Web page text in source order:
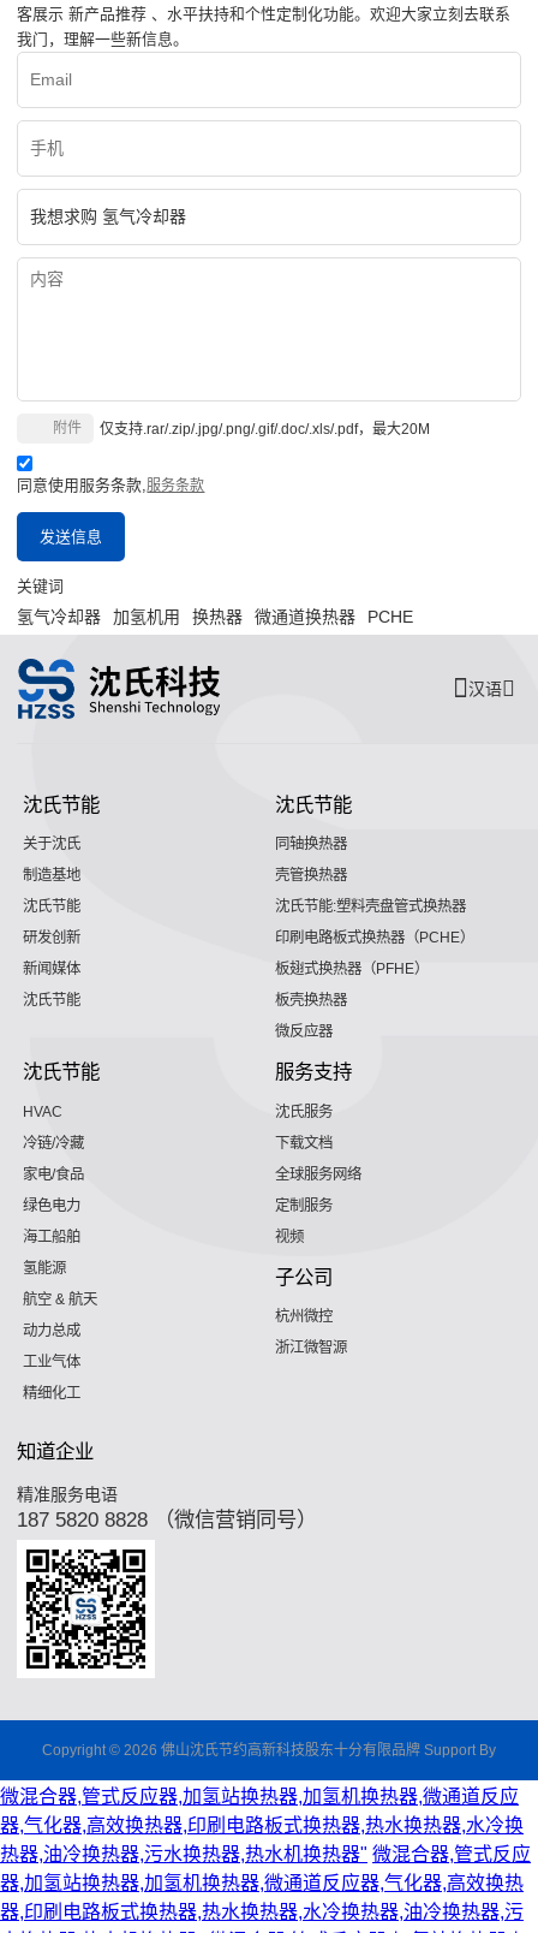
客展示 新产品推荐 、水平扶持和个性定制化功能。欢迎大家立刻去联系
我门，理解一些新信息。
仅支持.rar/.zip/.jpg/.png/.gif/.doc/.xls/.pdf，最大20M
附件
同意使用服务条款,服务条款
发送信息
关键词
氢气冷却器 加氢机用 换热器 微通道换热器 PCHE
汉语
沈氏节能
关于沈氏
制造基地
沈氏节能
研发创新
新闻媒体
沈氏节能
沈氏节能
同轴换热器
壳管换热器
沈氏节能:塑料壳盘管式换热器
印刷电路板式换热器（PCHE）
板翅式换热器（PFHE）
板壳换热器
微反应器
沈氏节能
HVAC
冷链/冷藏
家电/食品
绿色电力
海工船舶
氢能源
航空 & 航天
动力总成
工业气体
精细化工
服务支持
沈氏服务
下载文档
全球服务网络
定制服务
视频
子公司
杭州微控
浙江微智源
知道企业
精准服务电语
187 5820 8828 （微信营销同号）
Copyright © 2026 佛山沈氏节约高新科技股东十分有限品牌 Support By
微混合器,管式反应器,加氢站换热器,加氢机换热器,微通道反应
器,气化器,高效换热器,印刷电路板式换热器,热水换热器,水冷换
热器,油冷换热器,污水换热器,热水机换热器" 微混合器,管式反应
器,加氢站换热器,加氢机换热器,微通道反应器,气化器,高效换热
器,印刷电路板式换热器,热水换热器,水冷换热器,油冷换热器,污